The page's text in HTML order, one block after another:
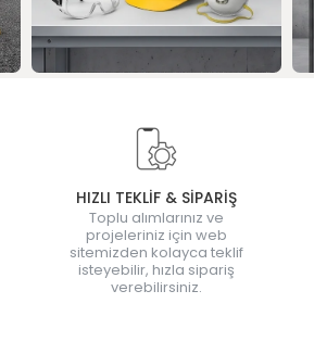
HIZLI TEKLİF & SİPARİŞ
Toplu alımlarınız ve
projeleriniz için web
sitemizden kolayca teklif
isteyebilir, hızla sipariş
verebilirsiniz.